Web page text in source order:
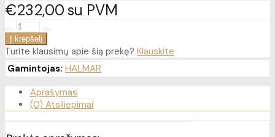
€23200su PVM
Turite klausimų apie šią prekę? Klauskite
Gamintojas: HALMAR
Aprašymas
(0) Atsiliepimai